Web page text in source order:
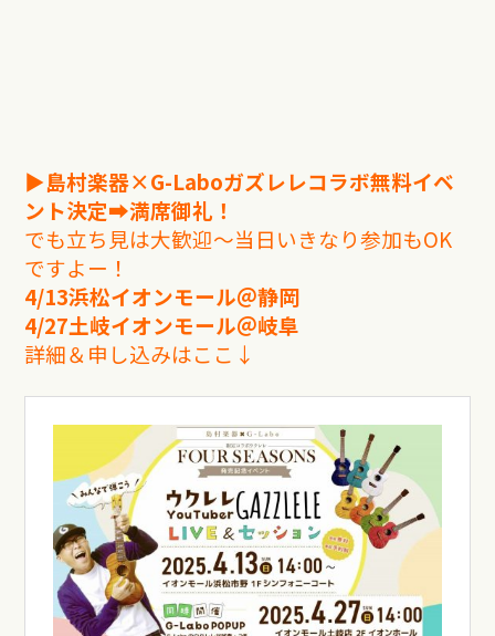
▶︎島村楽器×G-Laboガズレレコラボ無料イベ
ント決定➡︎満席御礼！
でも立ち見は大歓迎〜当日いきなり参加もOK
ですよー！
4/13浜松イオンモール＠静岡
4/27土岐イオンモール＠岐阜
詳細＆申し込みはここ↓